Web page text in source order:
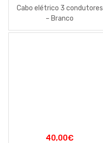
Cabo elétrico 3 condutores
– Branco
40,00€